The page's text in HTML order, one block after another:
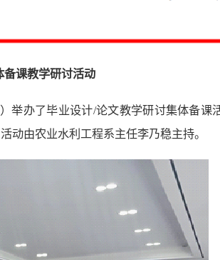
备课教学研讨活动
举办了毕业设计/论文教学研讨集体备课
动由农业水利工程系主任李乃稳主持。